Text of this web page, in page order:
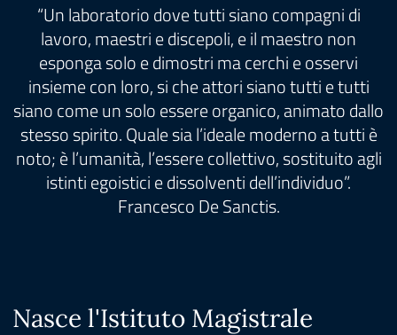
“Un laboratorio dove tutti siano compagni di
lavoro, maestri e discepoli, e il maestro non
esponga solo e dimostri ma cerchi e osservi
insieme con loro, si che attori siano tutti e tutti
siano come un solo essere organico, animato dallo
stesso spirito. Quale sia l’ideale moderno a tutti è
noto; è l’umanità, l’essere collettivo, sostituito agli
istinti egoistici e dissolventi dell’individuo”.
Francesco De Sanctis.
Nasce l'Istituto Magistrale